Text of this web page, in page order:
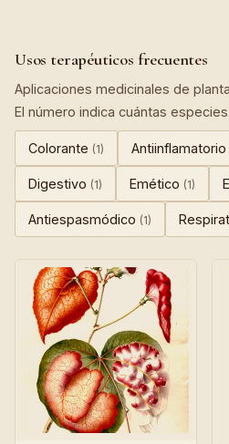
Usos terapéuticos frecuentes
Aplicaciones medicinales de
El número indica cuántas especies.
Colorante (1) Antiinflamatorio
Digestivo (1) Emético (1)
Antiespasmódico (1)